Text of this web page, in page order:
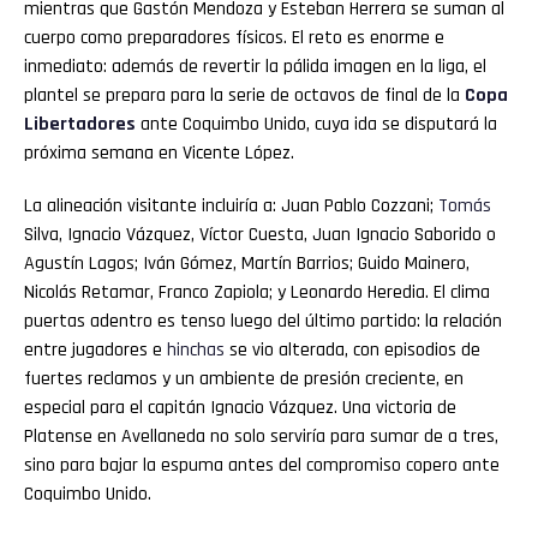
mientras que Gastón Mendoza y Esteban Herrera se suman al
cuerpo como preparadores físicos. El reto es enorme e
inmediato: además de revertir la pálida imagen en la liga, el
plantel se prepara para la serie de octavos de final de la Copa
Libertadores ante Coquimbo Unido, cuya ida se disputará la
próxima semana en Vicente López.
La alineación visitante incluiría a: Juan Pablo Cozzani; Tomás
Silva, Ignacio Vázquez, Víctor Cuesta, Juan Ignacio Saborido o
Agustín Lagos; Iván Gómez, Martín Barrios; Guido Mainero,
Nicolás Retamar, Franco Zapiola; y Leonardo Heredia. El clima
puertas adentro es tenso luego del último partido: la relación
entre jugadores e hinchas se vio alterada, con episodios de
fuertes reclamos y un ambiente de presión creciente, en
especial para el capitán Ignacio Vázquez. Una victoria de
Platense en Avellaneda no solo serviría para sumar de a tres,
sino para bajar la espuma antes del compromiso copero ante
Coquimbo Unido.